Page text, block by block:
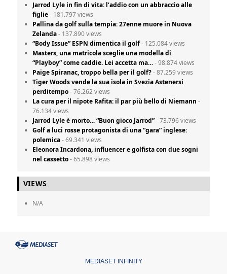
Jarrod Lyle in fin di vita: l’addio con un abbraccio alle
figlie- 181.797 views
Pallina da golf sulla tempia: 27enne muore in Nuova
Zelanda- 137.890 views
“Body Issue” ESPN dimentica il golf- 125.084 views
Masters, una matricola sceglie una modella di
“Playboy” come caddie. Lei accetta ma…- 98.874 views
Paige Spiranac, troppo bella per il golf?- 87.259 views
Tiger Woods vende la sua isola in Svezia Astenersi
perditempo- 76.262 views
La cura per il nipote Rafita: il par più bello di Niemann -
76.134 views
Jarrod Lyle è morto… “Buon gioco Jarrod”- 73.796 views
Golf a luci rosse protagonista di una “gara” inglese:
polemica- 69.341 views
Eleonora Incardona, influencer e golfista con due sogni
nel cassetto- 65.898 views
VIEWS
N/A
MEDIASET INFINITY